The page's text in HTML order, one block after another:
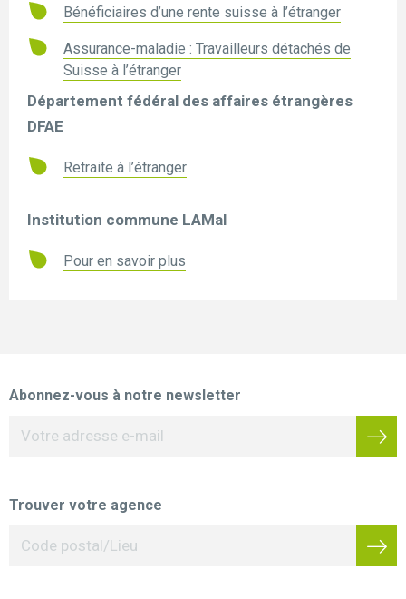
Bénéficiaires d’une rente suisse à l’étranger
Assurance-maladie : Travailleurs détachés de
Suisse à l’étranger
Département fédéral des affaires étrangères
DFAE
Retraite à l’étranger
Institution commune LAMal
Pour en savoir plus
Abonnez-vous à notre newsletter
Trouver votre agence